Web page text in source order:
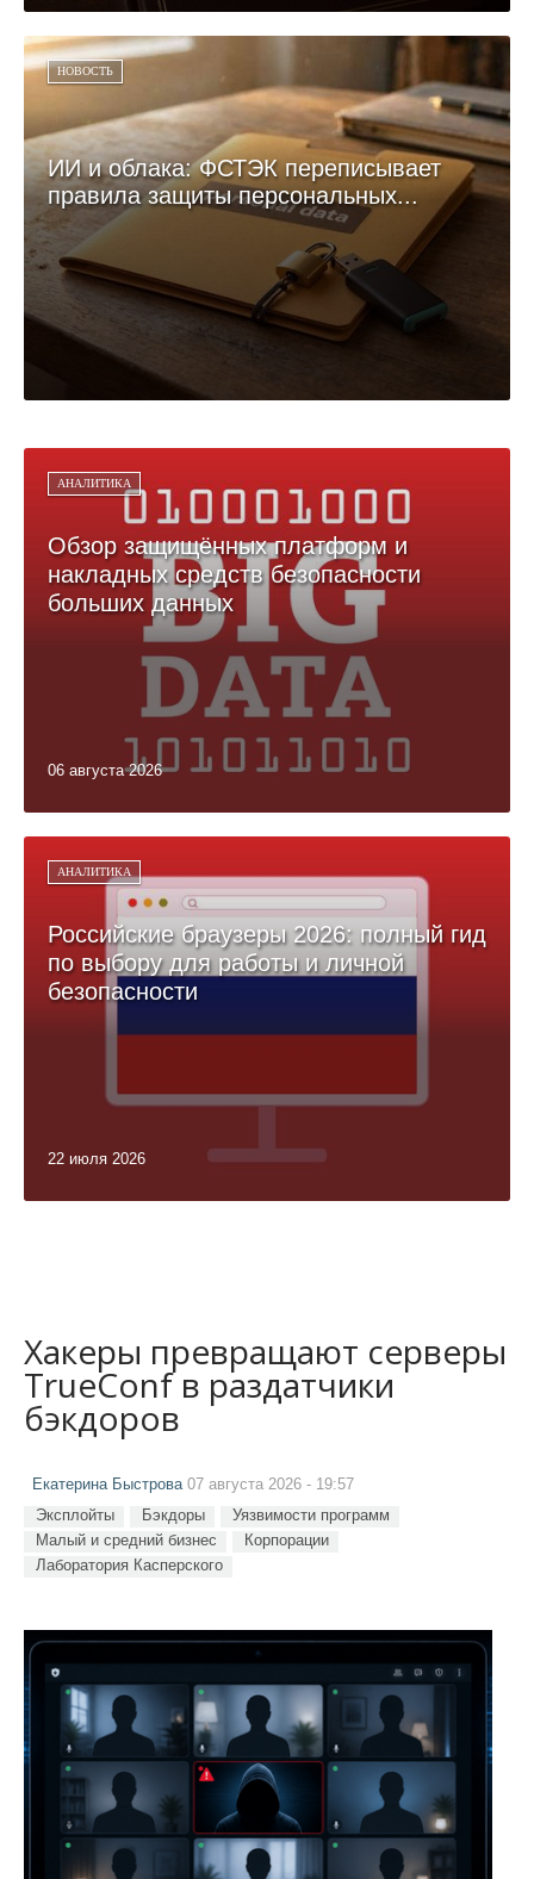
НОВОСТЬ
ИИ и облака: ФСТЭК переписывает
правила защиты персональных...
АНАЛИТИКА
Обзор защищённых платформ и
накладных средств безопасности
больших данных
06 августа 2026
АНАЛИТИКА
Российские браузеры 2026: полный гид
по выбору для работы и личной
безопасности
22 июля 2026
Хакеры превращают серверы
TrueConf в раздатчики
бэкдоров
Екатерина Быстрова07 августа 2026 - 19:57
Эксплойты Бэкдоры
Уязвимости программ
Малый и средний бизнес
Корпорации
Лаборатория Касперского